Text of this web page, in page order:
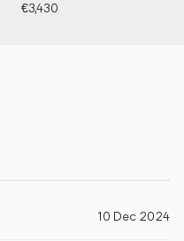
€3,430
10 Dec 2024